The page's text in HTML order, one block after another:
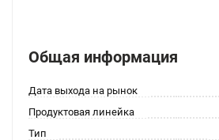
Общая информация
Дата выхода на рынок
Продуктовая линейка
Тип